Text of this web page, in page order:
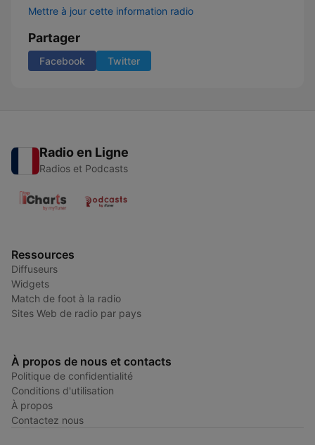
Mettre à jour cette information radio
Partager
Facebook Twitter
Radio en Ligne
Radios et Podcasts
Ressources
Diffuseurs
Widgets
Match de foot à la radio
Sites Web de radio par pays
À propos de nous et contacts
Politique de confidentialité
Conditions d'utilisation
À propos
Contactez nous